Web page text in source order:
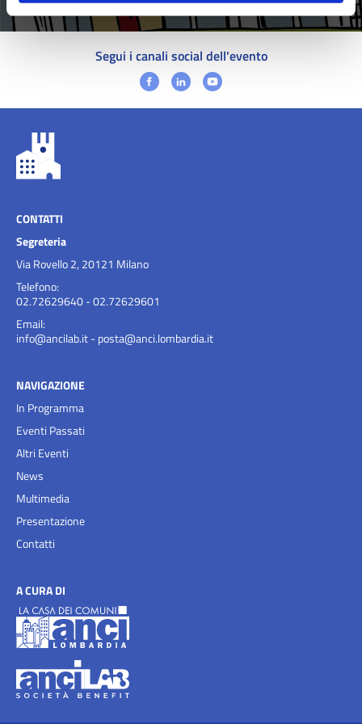
Segui i canali social dell'evento
CONTATTI
Segreteria
Via Rovello 2, 20121 Milano
Telefono:
02.72629640 - 02.72629601
Email:
info@ancilab.it- posta@anci.lombardia.it
NAVIGAZIONE
In Programma
Eventi Passati
Altri Eventi
News
Multimedia
Presentazione
Contatti
A CURA DI